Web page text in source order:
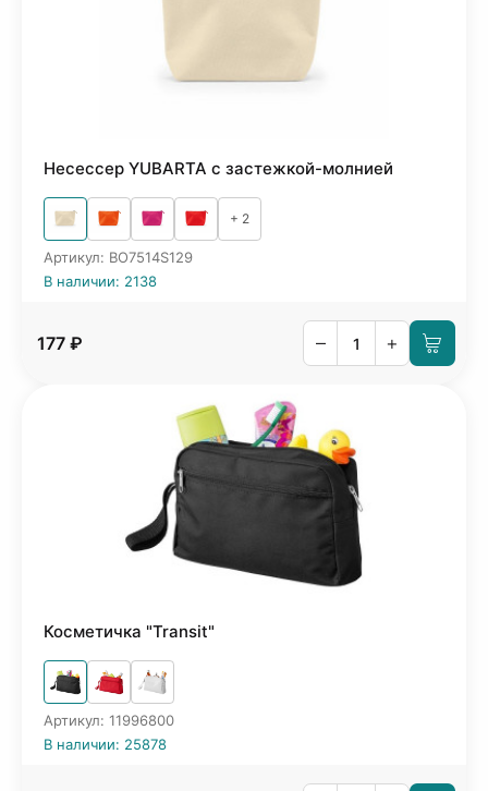
Несессер YUBARTA с застежкой-молнией
+ 2
Артикул: BO7514S129
В наличии: 2138
177 ₽ – +
Косметичка "Transit"
Артикул: 11996800
В наличии: 25878